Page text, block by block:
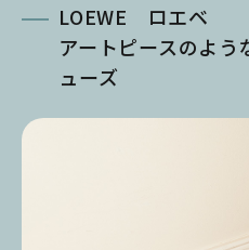
LOEWE ロエベ
アートピースのよ
ューズ